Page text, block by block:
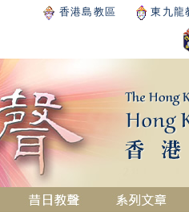
香港島教區 東九龍